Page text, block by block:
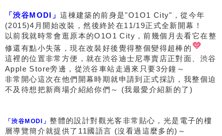
「渋谷MODI」這棟建築的前身是"O1O1 City"，從今年
(2015)4月開始改裝，然後終於在11/19正式全新開幕！
以前我就時常會逛原本的O1O1 City，前幾個月去看它在整
修還有點小失落，現在改裝好後覺得整個變得超棒的
這裡的位置非常方便，就在渋谷迪士尼專賣店正對面、渋谷
Apple Store旁邊，從渋谷車站走過來只要3分鐘～
非常開心這次在他們開幕時期就申請到正式採訪，我整個迫
不及待想把新商場介紹給你們～ (我最愛介紹新的了)
「渋谷MODI」整體的設計對觀光客非常貼心，光是電子的樓
層導覽簡介就提供了11國語言 (沒看過這麼多的)～